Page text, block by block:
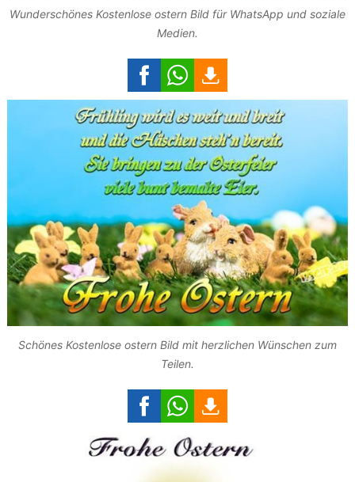
Wunderschönes Kostenlose ostern Bild für WhatsApp und soziale
Medien.
Schönes Kostenlose ostern Bild mit herzlichen Wünschen zum
Teilen.